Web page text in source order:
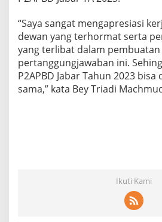
“Saya sangat mengapresiasi
dewan yang terhormat serta
yang terlibat dalam
pertanggungjawaban ini.
P2APBD Jabar Tahun 2023
sama,” kata Bey Triadi
Ikuti Kami